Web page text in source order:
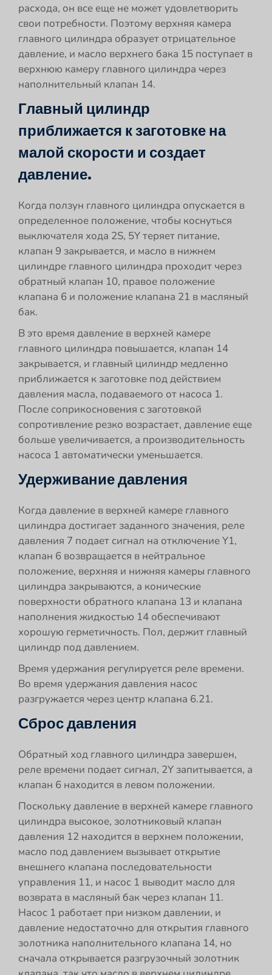
расхода, он все еще не может удовлетворить
свои потребности. Поэтому верхняя камера
главного цилиндра образует отрицательное
давление, и масло верхнего бака 15 поступает в
верхнюю камеру главного цилиндра через
наполнительный клапан 14.
Главный цилиндр
приближается к заготовке на
малой скорости и создает
давление.
Когда ползун главного цилиндра опускается в
определенное положение, чтобы коснуться
выключателя хода 2S, 5Y теряет питание,
клапан 9 закрывается, и масло в нижнем
цилиндре главного цилиндра проходит через
обратный клапан 10, правое положение
клапана 6 и положение клапана 21 в масляный
бак.
В это время давление в верхней камере
главного цилиндра повышается, клапан 14
закрывается, и главный цилиндр медленно
приближается к заготовке под действием
давления масла, подаваемого от насоса 1.
После соприкосновения с заготовкой
сопротивление резко возрастает, давление еще
больше увеличивается, а производительность
насоса 1 автоматически уменьшается.
Удерживание давления
Когда давление в верхней камере главного
цилиндра достигает заданного значения, реле
давления 7 подает сигнал на отключение Y1,
клапан 6 возвращается в нейтральное
положение, верхняя и нижняя камеры главного
цилиндра закрываются, а конические
поверхности обратного клапана 13 и клапана
наполнения жидкостью 14 обеспечивают
хорошую герметичность. Пол, держит главный
цилиндр под давлением.
Время удержания регулируется реле времени.
Во время удержания давления насос
разгружается через центр клапана 6.21.
Сброс давления
Обратный ход главного цилиндра завершен,
реле времени подает сигнал, 2Y запитывается, а
клапан 6 находится в левом положении.
Поскольку давление в верхней камере главного
цилиндра высокое, золотниковый клапан
давления 12 находится в верхнем положении,
масло под давлением вызывает открытие
внешнего клапана последовательности
управления 11, и насос 1 выводит масло для
возврата в масляный бак через клапан 11.
Насос 1 работает при низком давлении, и
давление недостаточно для открытия главного
золотника наполнительного клапана 14, но
сначала открывается разгрузочный золотник